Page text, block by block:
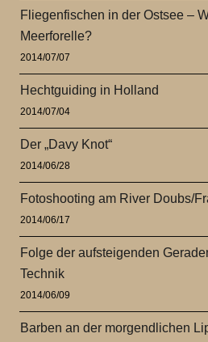
Fliegenfischen in der Ostsee –
Meerforelle?
2014/07/07
Hechtguiding in Holland
2014/07/04
Der „Davy Knot“
2014/06/28
Fotoshooting am River Doubs/
2014/06/17
Folge der aufsteigenden
Technik
2014/06/09
Barben an der morgendlichen